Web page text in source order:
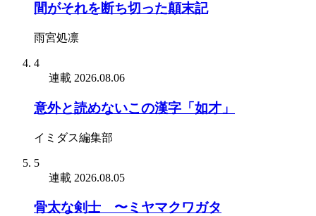
間がそれを断ち切った顛末記
雨宮処凛
4
連載 2026.08.06
意外と読めないこの漢字「如才」
イミダス編集部
5
連載 2026.08.05
骨太な剣士 〜ミヤマクワガタ